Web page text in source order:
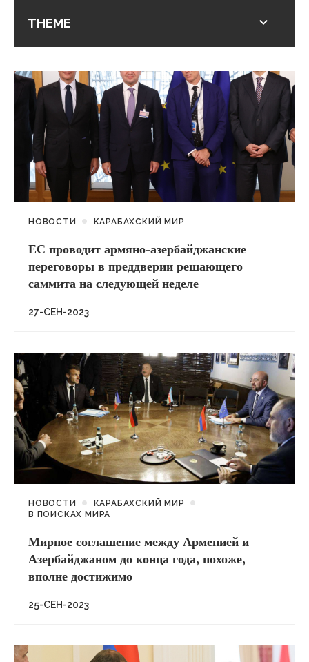
THEME
НОВОСТИ КАРАБАХСКИЙ МИР
ЕС проводит армяно-азербайджанские
переговоры в преддверии решающего
саммита на следующей неделе
27-СЕН-2023
НОВОСТИ
КАРАБАХСКИЙ МИР
В ПОИСКАХ МИРА
Мирное соглашение между Арменией и
Азербайджаном до конца года, похоже,
вполне достижимо
25-СЕН-2023